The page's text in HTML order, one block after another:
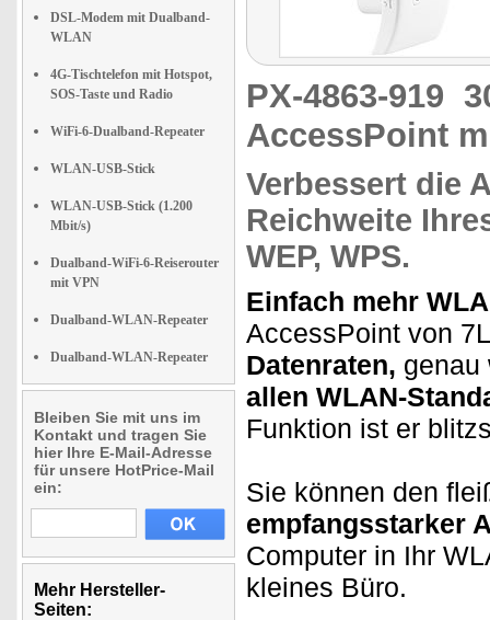
DSL-Modem mit Dualband-
WLAN
4G-Tischtelefon mit Hotspot,
SOS-Taste und Radio
WiFi-6-Dualband-Repeater
WLAN-USB-Stick
WLAN-USB-Stick (1.200
Mbit/s)
Dualband-WiFi-6-Reiserouter
mit VPN
Dualband-WLAN-Repeater
Dualband-WLAN-Repeater
Bleiben Sie mit uns im
Kontakt und tragen Sie
hier Ihre E-Mail-Adresse
für unsere HotPrice-Mail
ein:
Mehr Hersteller-
Seiten:
PX-4863-919
AccessPoint
Verbessert die
Reichweite
WEP, WPS.
Einfach mehr
AccessPoint von
Datenraten, genau
allen WLAN-
Funktion ist er
Sie können den
empfangsstarker
Computer in Ihr
kleines Büro.